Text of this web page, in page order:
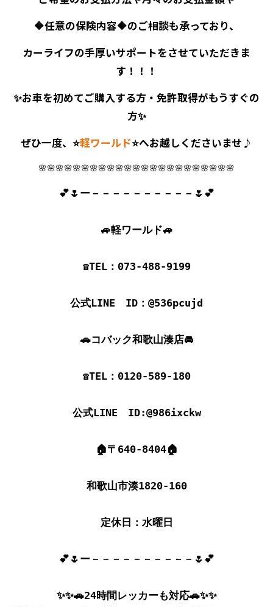
🔶任意の保険内容🔶のご相談も承っており、
カーライフの手厚いサポートをさせていただきま
す！！！
✨お車を初めてご購入する方・免許取得がもうすぐの
方✨
ぜひ一度、⭐軽ワールド⭐へお越しくださいませ♪
🌸🌸🌸🌸🌸🌸🌸🌸🌸🌸🌸🌸🌸🌸🌸🌸🌸🌸🌸🌸🌸🌸🌸
💕🌷ー－－－－－－－－－－🌷💕
🚙軽ワールド🚙
☎TEL：073-488-9199
公式LINE　ID：@536pcujd
🚗コバック和歌山湊店🚘
☎TEL：0120-589-180
公式LINE　ID:@986ixckw
🏠〒640-8404🏠
和歌山市湊1820-160
定休日：水曜日
💕🌷ー－－－－－－－－－－🌷💕
✨✨🚗24時間レッカーも対応🚗✨✨